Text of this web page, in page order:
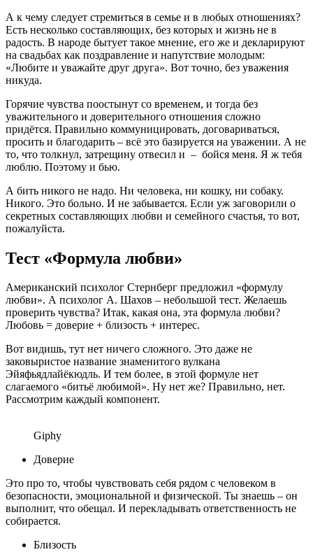
А к чему следует стремиться в семье и в любых отношениях?
Есть несколько составляющих, без которых и жизнь не в
радость. В народе бытует такое мнение, его же и декларируют
на свадьбах как поздравление и напутствие молодым:
«Любите и уважайте друг друга». Вот точно, без уважения
никуда.
Горячие чувства поостынут со временем, и тогда без
уважительного и доверительного отношения сложно
придётся. Правильно коммуницировать, договариваться,
просить и благодарить – всё это базируется на уважении. А не
то, что толкнул, затрещину отвесил и – бойся меня. Я ж тебя
люблю. Поэтому и бью.
А бить никого не надо. Ни человека, ни кошку, ни собаку.
Никого. Это больно. И не забывается. Если уж заговорили о
секретных составляющих любви и семейного счастья, то вот,
пожалуйста.
Тест «Формула любви»
Американский психолог Стернберг предложил «формулу
любви». А психолог А. Шахов – небольшой тест. Желаешь
проверить чувства? Итак, какая она, эта формула любви?
Любовь = доверие + близость + интерес.
Вот видишь, тут нет ничего сложного. Это даже не
заковыристое название знаменитого вулкана
Эйяфьядлайёкюдль. И тем более, в этой формуле нет
слагаемого «битьё любимой». Ну нет же? Правильно, нет.
Рассмотрим каждый компонент.
Giphy
Доверие
Это про то, чтобы чувствовать себя рядом с человеком в
безопасности, эмоциональной и физической. Ты знаешь – он
выполнит, что обещал. И перекладывать ответственность не
собирается.
Близость